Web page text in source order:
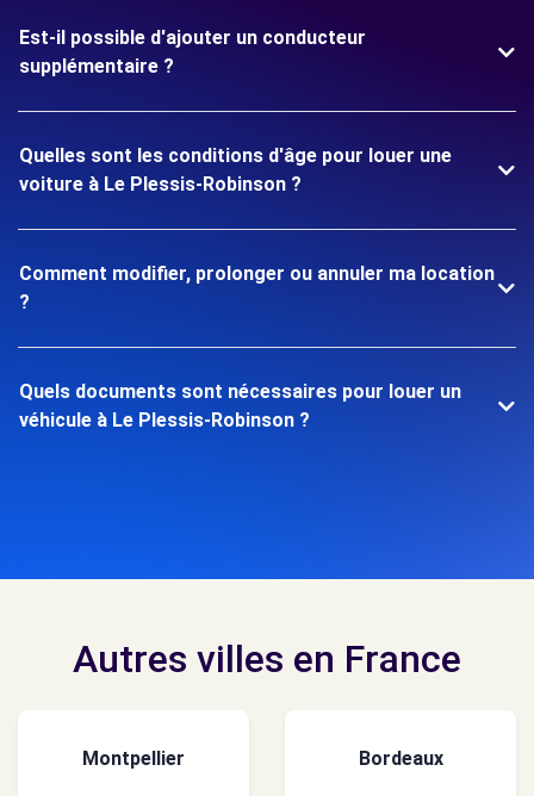
Est-il possible d'ajouter un conducteur
supplémentaire ?
Quelles sont les conditions d'âge pour louer une
voiture à Le Plessis-Robinson ?
Comment modifier, prolonger ou annuler ma location
?
Quels documents sont nécessaires pour louer un
véhicule à Le Plessis-Robinson ?
Autres villes en France
Montpellier Bordeaux